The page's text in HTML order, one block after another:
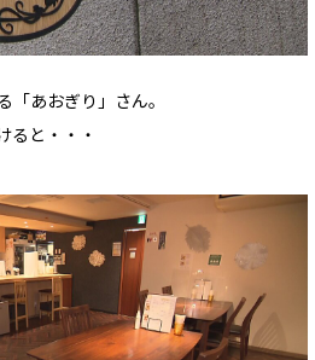
「あおぎり」さん。
ると・・・